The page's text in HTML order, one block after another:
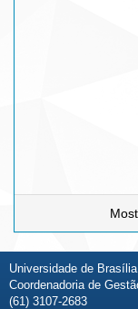
Universidade de
Coordenadoria de
(61) 3107-2683